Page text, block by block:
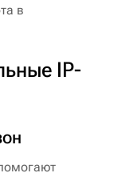
в
IP-